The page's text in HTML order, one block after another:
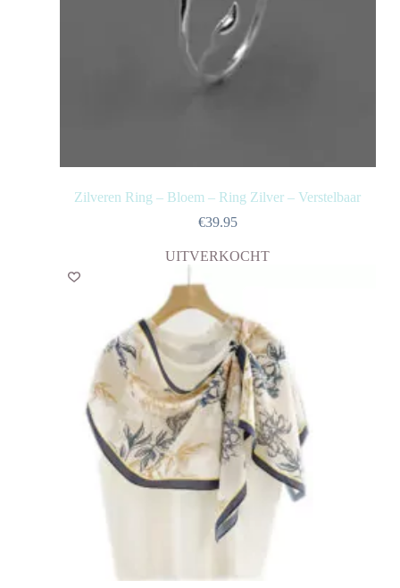
Zilveren Ring – Bloem – Ring Zilver – Verstelbaar
€39.95
UITVERKOCHT